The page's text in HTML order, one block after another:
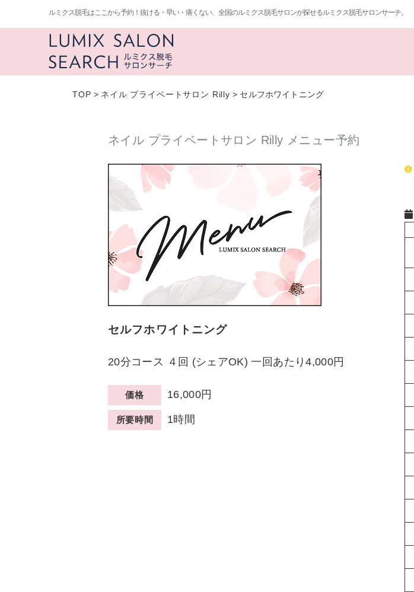
ルミクス脱毛はここから予約！抜ける・早い・痛くない、全国のルミクス脱毛サロンが探せるルミクス脱毛サロンサーチ。
TOP > ネイル プライベートサロン Rilly > セルフホワイトニング
ネイル プライベートサロン Rilly メニュー予約
セルフホワイトニング
20分コース ４回 (シェアOK) 一回あたり4,000円
価格 16,000円
所要時間 1時間